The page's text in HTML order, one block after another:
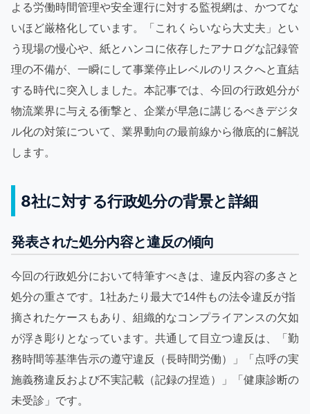
よる労働時間管理や安全運行に対する監視網は、かつてな
いほど厳格化しています。「これくらいなら大丈夫」とい
う現場の慢心や、紙とハンコに依存したアナログな記録管
理の不備が、一瞬にして事業停止レベルのリスクへと直結
する時代に突入しました。本記事では、今回の行政処分が
物流業界に与える衝撃と、企業が早急に講じるべきデジタ
ル化の対策について、業界動向の最前線から徹底的に解説
します。
8社に対する行政処分の背景と詳細
発表された処分内容と違反の傾向
今回の行政処分において特筆すべきは、違反内容の多さと
処分の重さです。1社あたり最大で14件もの法令違反が指
摘されたケースもあり、組織的なコンプライアンスの欠如
が浮き彫りとなっています。共通して目立つ違反は、「勤
務時間等基準告示の遵守違反（長時間労働）」「点呼の実
施義務違反および不実記載（記録の捏造）」「健康診断の
未受診」です。